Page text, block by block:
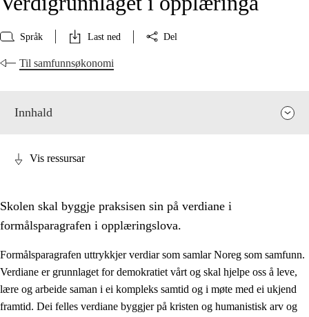
Språk Last ned Del
Til samfunnsøkonomi
Innhald
1. Verdigrunnlaget i opplæringa
Vis ressursar
Skolen skal byggje praksisen sin på verdiane i
formålsparagrafen i opplæringslova.
Formålsparagrafen uttrykkjer verdiar som samlar Noreg som samfunn.
Verdiane er grunnlaget for demokratiet vårt og skal hjelpe oss å leve,
lære og arbeide saman i ei kompleks samtid og i møte med ei ukjend
framtid. Dei felles verdiane byggjer på kristen og humanistisk arv og